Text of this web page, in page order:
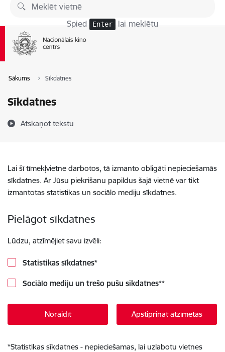
Pāriet uz lapas saturu
Spied Enter lai meklētu
Sākums Sīkdatnes
Sīkdatnes
Atskaņot tekstu
Lai šī tīmekļvietne darbotos, tā izmanto obligāti nepieciešamās
sīkdatnes. Ar Jūsu piekrišanu papildus šajā vietnē var tikt
izmantotas statistikas un sociālo mediju sīkdatnes.
Pielāgot sīkdatnes
Lūdzu, atzīmējiet savu izvēli:
Statistikas sīkdatnes*
Sociālo mediju un trešo pušu sīkdatnes**
Noraidīt Apstiprināt atzīmētās
*Statistikas sīkdatnes - nepieciešamas, lai uzlabotu vietnes